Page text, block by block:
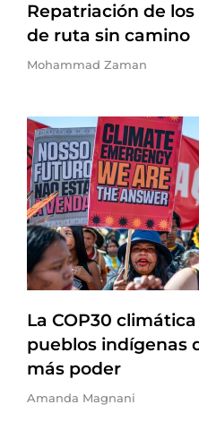
Repatriación de
de ruta sin camino
Mohammad Zaman
La COP30
pueblos indígenas
más poder
Amanda Magnani